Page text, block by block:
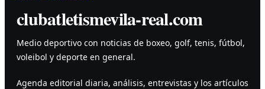
clubatletismevila-real.com
Medio deportivo con noticias de boxeo, golf, tenis, fútbol,
voleibol y deporte en general.
Agenda editorial diaria, análisis, entrevistas y los artículos